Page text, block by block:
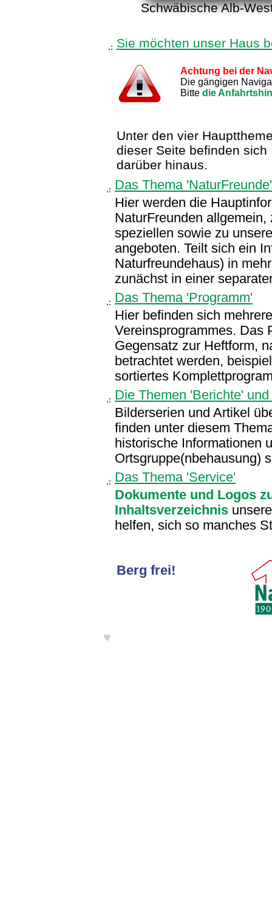
Schwäbische Alb-
Sie möchten unser Haus
Achtung bei der
Die gängigen
Bitte die
Unter den vier
dieser Seite befinden
darüber hinaus.
Das Thema 'NaturFreunde'
Hier werden die
NaturFreunden
speziellen sowie zu
angeboten. Teilt sich ein
Naturfreundehaus) in
zunächst in einer
Das Thema 'Programm'
Hier befinden sich
Vereinsprogrammes. Das
Gegensatz zur Heftform,
betrachtet werden,
sortiertes
Die Themen 'Berichte'
Bilderserien und Artikel
finden unter diesem
historische Informationen
Ortsgruppe(nbehausung)
Das Thema 'Service'
Dokumente und Logos
Inhaltsverzeichnis
helfen, sich so manches
Berg frei!
♥